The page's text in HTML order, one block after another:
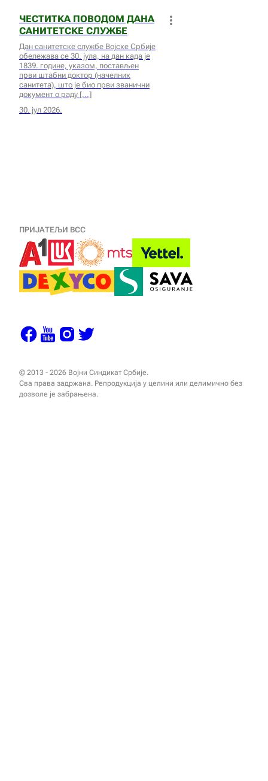
ЧЕСТИТКА ПОВОДОМ ДАНА
САНИТЕТСКЕ СЛУЖБЕ
Дан санитетске службе Војске Србије
обележава се 30. јула, на дан када је
1839. године, указом, постављен
први штабни доктор (начелник
санитета), што је био први званични
документ о раду
30. јул 2026.
ПРИЈАТЕЉИ ВСС
© 2013 - 2026 Војни Синдикат Србије.
Сва права задржана. Репродукција у целини или делимично без
дозволе је забрањена.